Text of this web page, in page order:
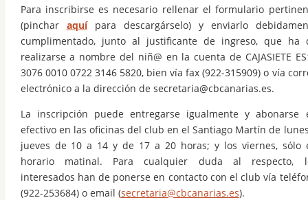
Para inscribirse es necesario rellenar el formulario
(pinchar aquípara descargárselo) y enviarlo
cumplimentado, junto al justificante de ingreso, que ha
realizarse a nombre del niñ@ en la cuenta de CAJASIETE
3076 0010 0722 3146 5820, bien vía fax (922-315909) o vía
electrónico a la dirección de secretaria@cbcanarias.es.
La inscripción puede entregarse igualmente y abonarse
efectivo en las oficinas del club en el Santiago Martín de
jueves de 10 a 14 y de 17 a 20 horas; y los viernes, sólo
horario matinal. Para cualquier duda al respecto,
interesados han de ponerse en contacto con el club vía
(922-253684) o email (secretaria@cbcanarias.es).